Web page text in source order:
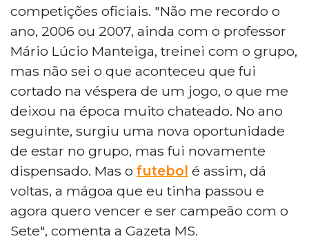
competições oficiais. "Não me recordo o
ano, 2006 ou 2007, ainda com o professor
Mário Lúcio Manteiga, treinei com o grupo,
mas não sei o que aconteceu que fui
cortado na véspera de um jogo, o que me
deixou na época muito chateado. No ano
seguinte, surgiu uma nova oportunidade
de estar no grupo, mas fui novamente
dispensado. Mas o futebol é assim, dá
voltas, a mágoa que eu tinha passou e
agora quero vencer e ser campeão com o
Sete", comenta a Gazeta MS.